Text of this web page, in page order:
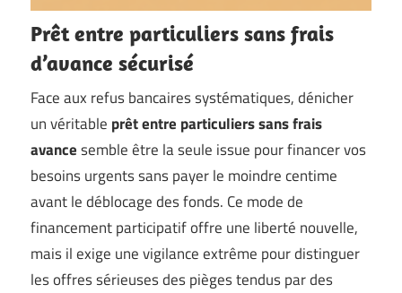
Prêt entre particuliers sans frais
d’avance sécurisé
Face aux refus bancaires systématiques, dénicher
un véritable prêt entre particuliers sans frais
avancesemble être la seule issue pour financer vos
besoins urgents sans payer le moindre centime
avant le déblocage des fonds. Ce mode de
financement participatif offre une liberté nouvelle,
mais il exige une vigilance extrême pour distinguer
les offres sérieuses des pièges tendus par des